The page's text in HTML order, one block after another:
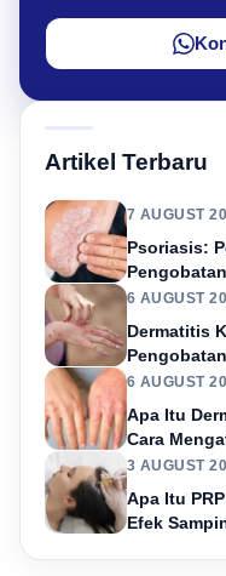
Artikel Terbaru
7 AUGUST
Psoriasis:
Pengobatan
6 AUGUST
Dermatitis
Pengobatan
6 AUGUST
Apa Itu
Cara
3 AUGUST
Apa Itu
Efek